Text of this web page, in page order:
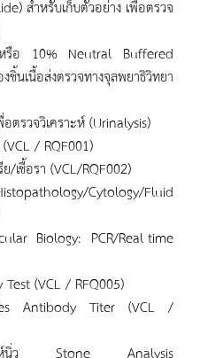
สำหรับเก็บตัวอย่าง เพื่อตรวจ
อ 10% Neutral Buffered
เนื้อส่งตรวจทางจุลพยาธิวิทยา
ตรวจวิเคราะห์ (Urinalysis)
/ RQF001)
/เชื้อรา (VCL/RQF002)
Cytology/Fluid
Biology: PCR/Real-time
(VCL / RFQ005)
Antibody Titer (VCL /
ราะห์นิ่ว Stone Analysis